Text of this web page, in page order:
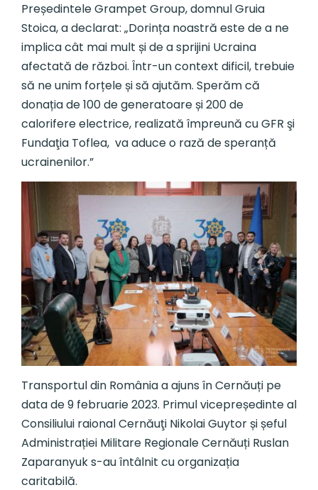
Președintele Grampet Group, domnul Gruia
Stoica, a declarat: „Dorința noastră este de a ne
implica cât mai mult și de a sprijini Ucraina
afectată de război. Într-un context dificil, trebuie
să ne unim forțele și să ajutăm. Sperăm că
donația de 100 de generatoare și 200 de
calorifere electrice, realizată împreună cu GFR şi
Fundaţia Toflea, va aduce o rază de speranță
ucrainenilor.”
Transportul din România a ajuns în Cernăuți pe
data de 9 februarie 2023. Primul vicepreședinte al
Consiliului raional Cernăuţi Nikolai Guytor și șeful
Administrației Militare Regionale Cernăuți Ruslan
Zaparanyuk s-au întâlnit cu organizația
caritabilă.